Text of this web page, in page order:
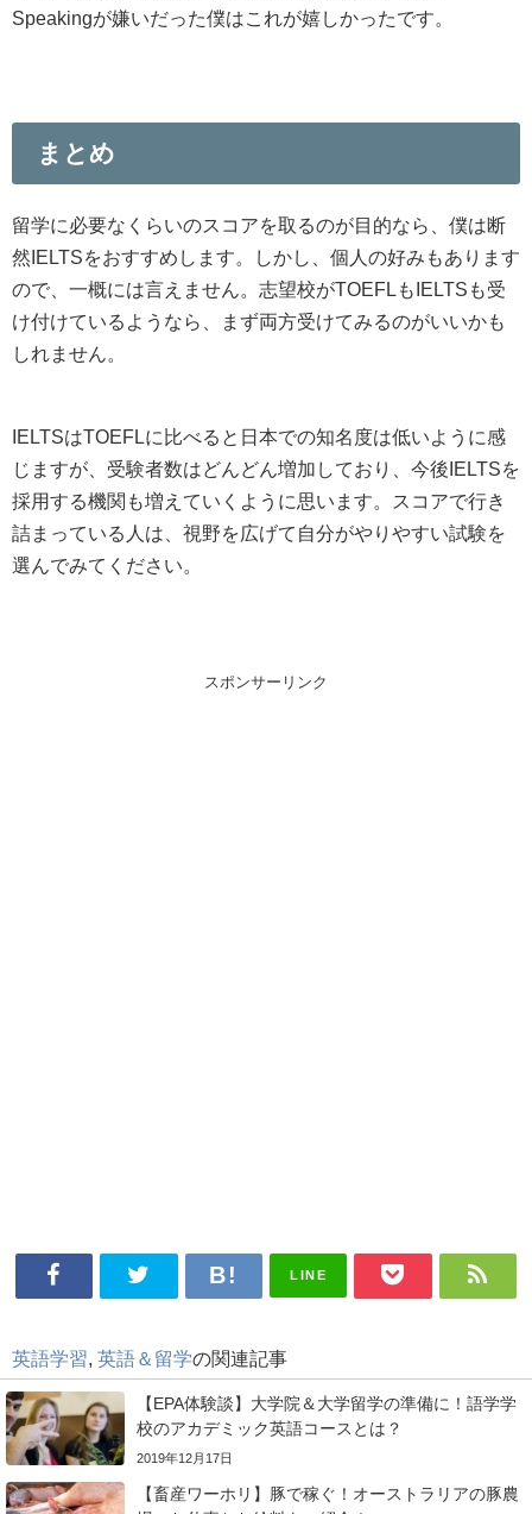
Speakingが嫌いだった僕はこれが嬉しかったです。
まとめ
留学に必要なくらいのスコアを取るのが目的なら、僕は断
然IELTSをおすすめします。しかし、個人の好みもあります
ので、一概には言えません。志望校がTOEFLもIELTSも受
け付けているようなら、まず両方受けてみるのがいいかも
しれません。
IELTSはTOEFLに比べると日本での知名度は低いように感
じますが、受験者数はどんどん増加しており、今後IELTSを
採用する機関も増えていくように思います。スコアで行き
詰まっている人は、視野を広げて自分がやりやすい試験を
選んでみてください。
スポンサーリンク
LINE
英語学習 英語＆留学の関連記事
【EPA体験談】大学院＆大学留学の準備に！語学学
校のアカデミック英語コースとは？
2019年12月17日
【畜産ワーホリ】豚で稼ぐ！オーストラリアの豚農